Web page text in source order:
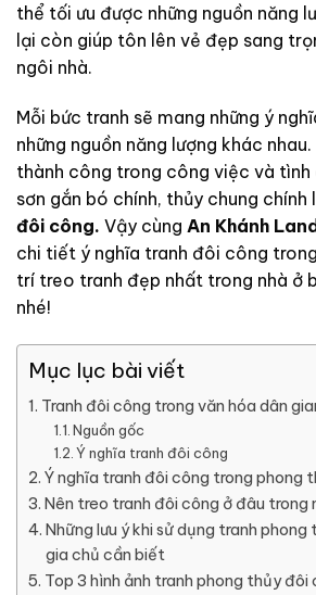
thể tối ưu được những nguồn năng
lại còn giúp tôn lên vẻ đẹp sang
ngôi nhà.
Mỗi bức tranh sẽ mang những ý
những nguồn năng lượng khác
thành công trong công việc và tình
sơn gắn bó chính, thủy chung chính
đôi công. Vậy cùng An Khánh
chi tiết ý nghĩa tranh đôi công
trí treo tranh đẹp nhất trong nhà ở
nhé!
Mục lục bài viết
Tranh đôi công trong văn hóa dân
Nguồn gốc
Ý nghĩa tranh đôi công
Ý nghĩa tranh đôi công trong phong
Nên treo tranh đôi công ở đâu trong
Những lưu ý khi sử dụng tranh
gia chủ cần biết
Top 3 hình ảnh tranh phong thủy